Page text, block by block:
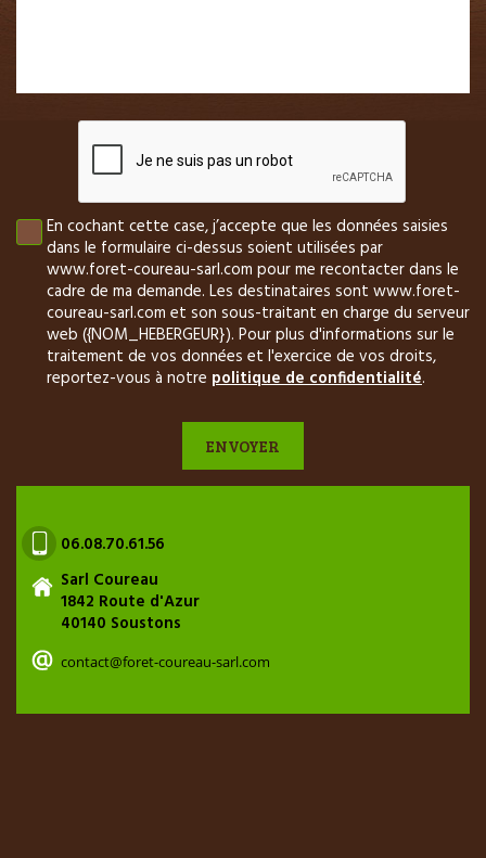
En cochant cette case, j’accepte que les données saisies
dans le formulaire ci-dessus soient utilisées par
www.foret-coureau-sarl.com pour me recontacter dans le
cadre de ma demande. Les destinataires sont www.foret-
coureau-sarl.com et son sous-traitant en charge du serveur
web ({NOM_HEBERGEUR}). Pour plus d'informations sur le
traitement de vos données et l'exercice de vos droits,
reportez-vous à notre politique de confidentialité.
06.08.70.61.56
Sarl Coureau
1842 Route d'Azur
40140 Soustons